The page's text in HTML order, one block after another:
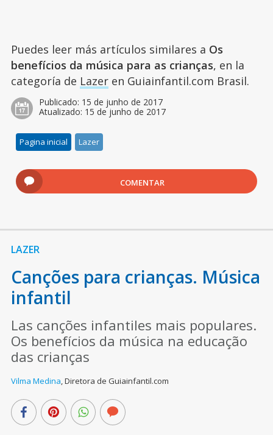
Puedes leer más artículos similares a Os
benefícios da música para as crianças, en la
categoría de Lazeren Guiainfantil.com Brasil.
Publicado: 15 de junho de 2017
Atualizado: 15 de junho de 2017
Pagina inicial Lazer
COMENTAR
LAZER
Canções para crianças. Música
infantil
Las canções infantiles mais populares.
Os benefícios da música na educação
das crianças
Vilma Medina,Diretora de Guiainfantil.com